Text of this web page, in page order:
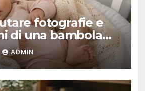
fotografie e
di una bambola
ADMIN